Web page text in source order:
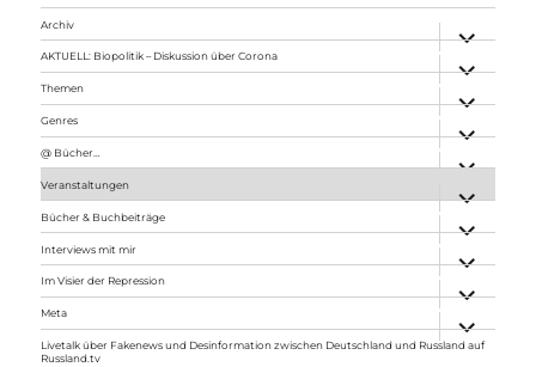
Archiv
anzeigen
AKTUELL: Biopolitik – Diskussion über Corona
anzeigen
Themen
anzeigen
Genres
anzeigen
@ Bücher…
Veranstaltungen
anzeigen
Bücher & Buchbeiträge
anzeigen
Interviews mit mir
anzeigen
Im Visier der Repression
anzeigen
Meta
anzeigen
Livetalk über Fakenews und Desinformation zwischen Deutschland und Russland auf
Russland.tv